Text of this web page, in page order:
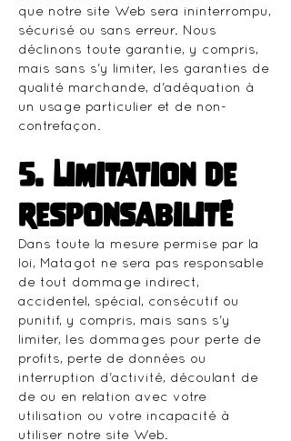
que notre site Web sera ininterrompu,
sécurisé ou sans erreur. Nous
déclinons toute garantie, y compris,
mais sans s'y limiter, les garanties de
qualité marchande, d'adéquation à
un usage particulier et de non-
contrefaçon.
5. Limitation de
responsabilité
Dans toute la mesure permise par la
loi, Matagot ne sera pas responsable
de tout dommage indirect,
accidentel, spécial, consécutif ou
punitif, y compris, mais sans s'y
limiter, les dommages pour perte de
profits, perte de données ou
interruption d'activité, découlant de
de ou en relation avec votre
utilisation ou votre incapacité à
utiliser notre site Web.